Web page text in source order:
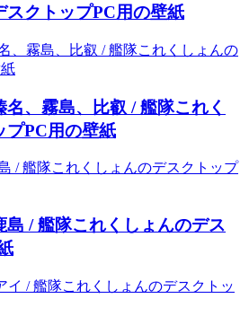
スクトップPC用の壁紙
、霧島、比叡 / 艦隊これく
プPC用の壁紙
/ 艦隊これくしょんのデス